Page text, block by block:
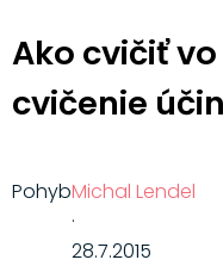
Ako cvičiť
cvičenie
PohybMichal Lendel
·
28.7.2015